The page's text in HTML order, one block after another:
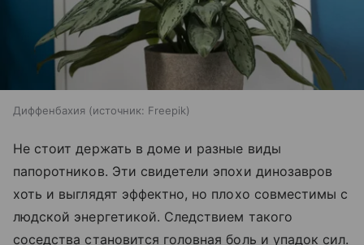
Диффенбахия источник: Freepik
Не стоит держать в доме и разные виды
папоротников. Эти свидетели эпохи динозавров
хоть и выглядят эффектно, но плохо совместимы с
людской энергетикой. Следствием такого
соседства становится головная боль и упадок сил.